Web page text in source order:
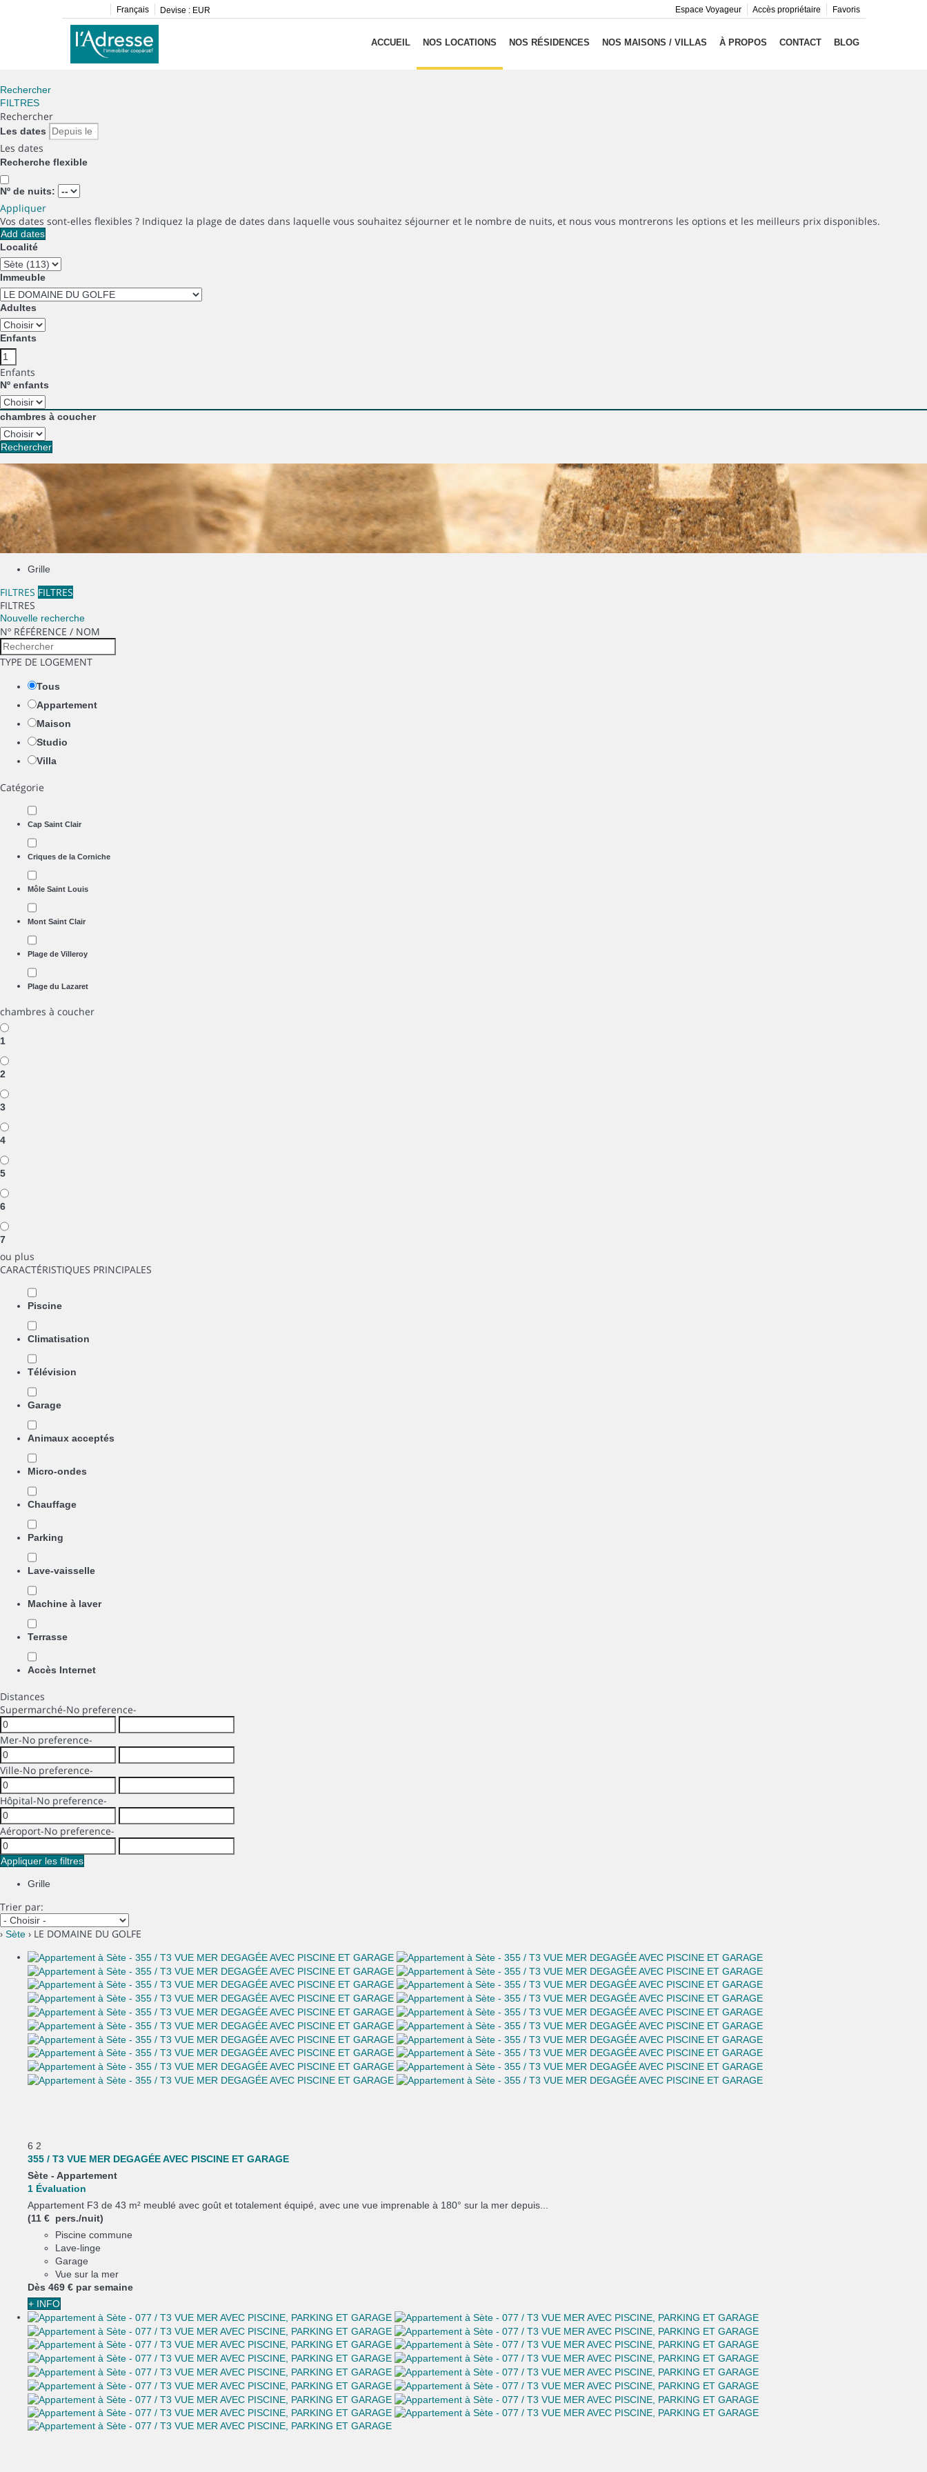
Français Devise : EUR Favoris
Accès propriétaire
Espace Voyageur
ACCUEIL NOS LOCATIONS NOS RÉSIDENCES NOS MAISONS / VILLAS À PROPOS CONTACT BLOG
Rechercher
FILTRES
Rechercher
Les dates
Les dates
Recherche flexible
Nº de nuits:
Appliquer
Vos dates sont-elles flexibles ? Indiquez la plage de dates dans laquelle vous souhaitez séjourner et le nombre de nuits, et nous vous montrerons les options et les meilleurs prix disponibles.
Add dates
Localité
Immeuble
Adultes
Enfants
Enfants
Nº enfants
chambres à coucher
Rechercher
Grille
FILTRES FILTRES
FILTRES
Nouvelle recherche
Nº RÉFÉRENCE / NOM
TYPE DE LOGEMENT
Tous
Appartement
Maison
Studio
Villa
Catégorie
Cap Saint Clair
Criques de la Corniche
Môle Saint Louis
Mont Saint Clair
Plage de Villeroy
Plage du Lazaret
chambres à coucher
1
2
3
4
5
6
7
ou plus
CARACTÉRISTIQUES PRINCIPALES
Piscine
Climatisation
Télévision
Garage
Animaux acceptés
Micro-ondes
Chauffage
Parking
Lave-vaisselle
Machine à laver
Terrasse
Accès Internet
Distances
Supermarché-No preference-
Mer-No preference-
Ville-No preference-
Hôpital-No preference-
Aéroport-No preference-
Appliquer les filtres
Grille
Trier par:
› Sète › LE DOMAINE DU GOLFE
6 2
355 / T3 VUE MER DEGAGÉE AVEC PISCINE ET GARAGE
Sète - Appartement
1 Évaluation
Appartement F3 de 43 m² meublé avec goût et totalement équipé, avec une vue imprenable à 180° sur la mer depuis...
(11 € pers./nuit)
Piscine commune
Lave-linge
Garage
Vue sur la mer
Dès 469 € par semaine
+ INFO